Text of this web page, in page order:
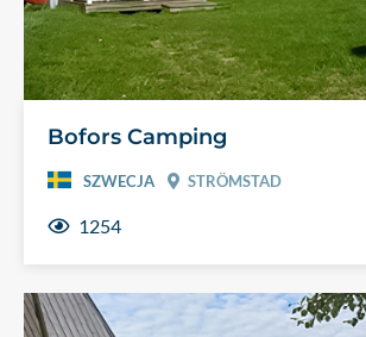
Bofors Camping
SZWECJA STRÖMSTAD
1254